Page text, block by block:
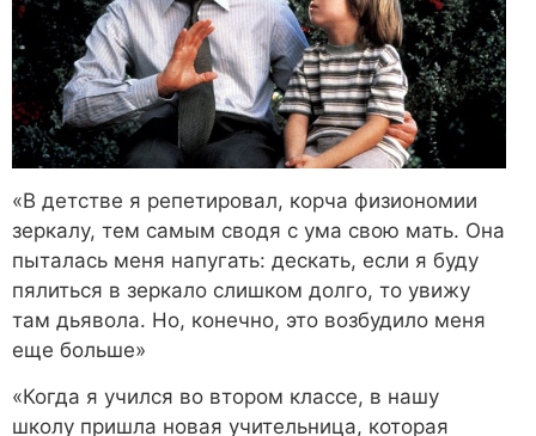
«В детстве я репетировал, корча физиономии
зеркалу, тем самым сводя с ума свою мать. Она
пыталась меня напугать: дескать, если я буду
пялиться в зеркало слишком долго, то увижу
там дьявола. Но, конечно, это возбудило меня
еще больше»
«Когда я учился во втором классе, в нашу
школу пришла новая учительница, которая